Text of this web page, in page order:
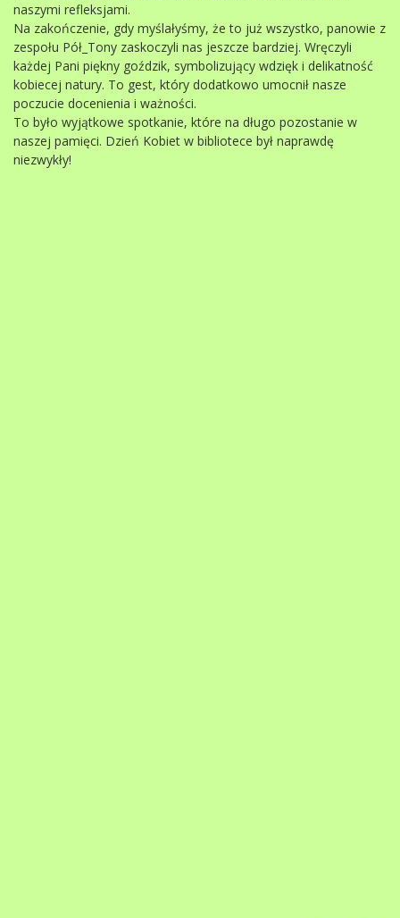
naszymi refleksjami.
Na zakończenie, gdy myślałyśmy, że to już wszystko, panowie z
zespołu Pół_Tony zaskoczyli nas jeszcze bardziej. Wręczyli
każdej Pani piękny goździk, symbolizujący wdzięk i delikatność
kobiecej natury. To gest, który dodatkowo umocnił nasze
poczucie docenienia i ważności.
To było wyjątkowe spotkanie, które na długo pozostanie w
naszej pamięci. Dzień Kobiet w bibliotece był naprawdę
niezwykły!